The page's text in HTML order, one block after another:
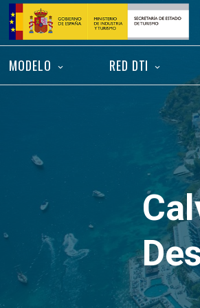
Saltar
contenido
Inicio
MODELO RED DTI